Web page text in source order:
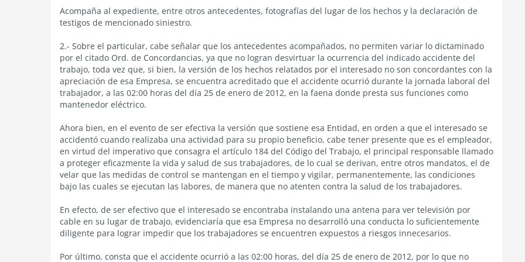
Acompaña al expediente, entre otros antecedentes, fotografías del lugar de los hechos y la declaración de
testigos de mencionado siniestro.
2.- Sobre el particular, cabe señalar que los antecedentes acompañados, no permiten variar lo dictaminado
por el citado Ord. de Concordancias, ya que no logran desvirtuar la ocurrencia del indicado accidente del
trabajo, toda vez que, si bien, la versión de los hechos relatados por el interesado no son concordantes con la
apreciación de esa Empresa, se encuentra acreditado que el accidente ocurrió durante la jornada laboral del
trabajador, a las 02:00 horas del día 25 de enero de 2012, en la faena donde presta sus funciones como
mantenedor eléctrico.
Ahora bien, en el evento de ser efectiva la versión que sostiene esa Entidad, en orden a que el interesado se
accidentó cuando realizaba una actividad para su propio beneficio, cabe tener presente que es el empleador,
en virtud del imperativo que consagra el artículo 184 del Código del Trabajo, el principal responsable llamado
a proteger eficazmente la vida y salud de sus trabajadores, de lo cual se derivan, entre otros mandatos, el de
velar que las medidas de control se mantengan en el tiempo y vigilar, permanentemente, las condiciones
bajo las cuales se ejecutan las labores, de manera que no atenten contra la salud de los trabajadores.
En efecto, de ser efectivo que el interesado se encontraba instalando una antena para ver televisión por
cable en su lugar de trabajo, evidenciaría que esa Empresa no desarrolló una conducta lo suficientemente
diligente para lograr impedir que los trabajadores se encuentren expuestos a riesgos innecesarios.
Por último, consta que el accidente ocurrió a las 02:00 horas, del día 25 de enero de 2012, por lo que no